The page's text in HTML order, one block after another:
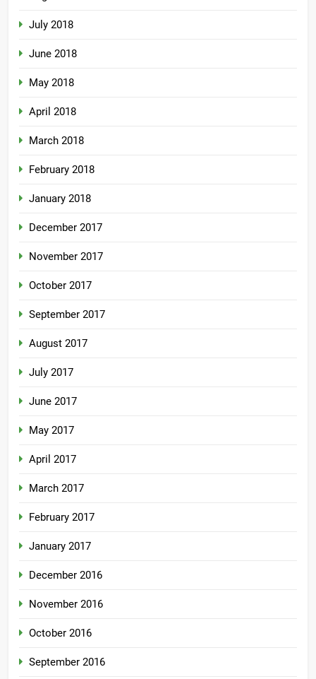
July 2018
June 2018
May 2018
April 2018
March 2018
February 2018
January 2018
December 2017
November 2017
October 2017
September 2017
August 2017
July 2017
June 2017
May 2017
April 2017
March 2017
February 2017
January 2017
December 2016
November 2016
October 2016
September 2016